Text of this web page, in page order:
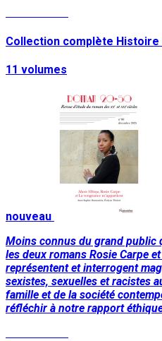
Collection complète
11 volumes
nouveau
Moins connus du grand public
les deux romans Rosie Carpe
représentent et interrogent
sexistes, sexuelles et racistes
famille et de la société
réfléchir à notre rapport